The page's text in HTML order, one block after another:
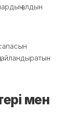
алдын
мен